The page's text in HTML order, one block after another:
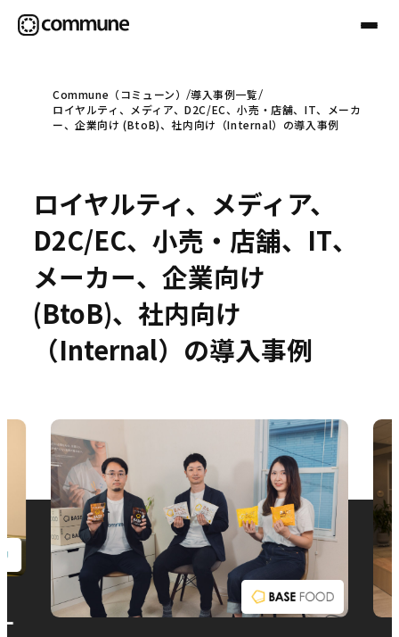
Communeについて
事例
セミナー
お問い合わせ
Commune（コミューン）
導入事例一覧
ロイヤルティ、メディア、D2C/EC、小売・店舗、IT、メーカ
ー、企業向け (BtoB)、社内向け（Internal）の導入事例
ロイヤルティ、メディア、
D2C/EC、小売・店舗、IT、
メーカー、企業向け
(BtoB)、社内向け
（Internal）の導入事例